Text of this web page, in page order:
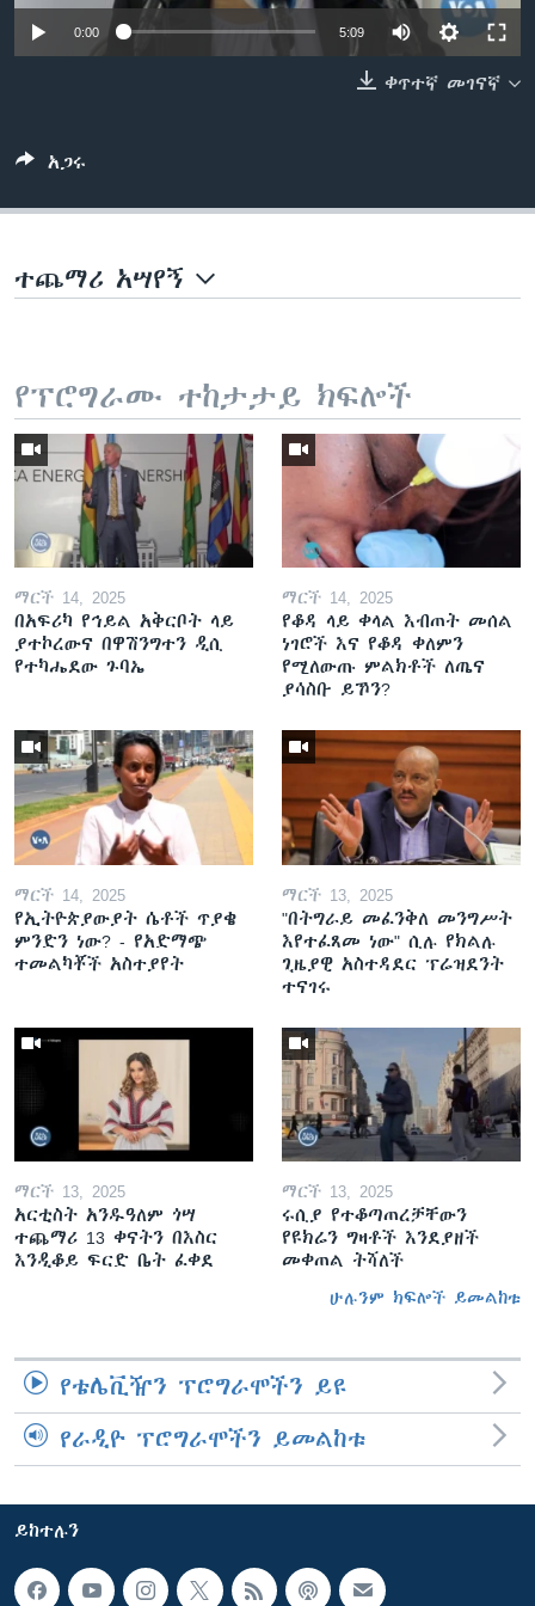
0:00 5:09
ቀጥተኛ መገናኛ
አጋሩ
ተጨማሪ አሣየኝ
የፕሮግራሙ ተከታታይ ክፍሎች
ማርች 14, 2025
በአፍሪካ የኅይል አቅርቦት ላይ
ያተኮረውና በዋሽንግተን ዲሲ
የተካሔደው ጉባኤ
ማርች 14, 2025
የቆዳ ላይ ቀላል እብጠት መሰል
ነገሮች እና የቆዳ ቀለምን
የሚለውጡ ምልክቶች ለጤና
ያሳስቡ ይኾን?
ማርች 14, 2025
የኢትዮጵያውያት ሴቶች ጥያቄ
ምንድን ነው? - የአድማጭ
ተመልካቾች አስተያየት
ማርች 13, 2025
"በትግራይ መፈንቅለ መንግሥት
እየተፈጸመ ነው" ሲሉ የክልሉ
ጊዜያዊ አስተዳደር ፕሬዝደንት
ተናገሩ
ማርች 13, 2025
አርቲስት አንዱዓለም ጎሣ
ተጨማሪ 13 ቀናትን በእስር
እንዲቆይ ፍርድ ቤት ፈቀደ
ማርች 13, 2025
ሩሲያ የተቆጣጠረቻቸውን
የዩክሬን ግዛቶች እንደያዘች
መቀጠል ትሻለች
ሁሉንም ክፍሎች ይመልከቱ
የቴሌቪዥን ፕሮግራሞችን ይዩ
የራዲዮ ፕሮግራሞችን ይመልከቱ
ይከተሉን